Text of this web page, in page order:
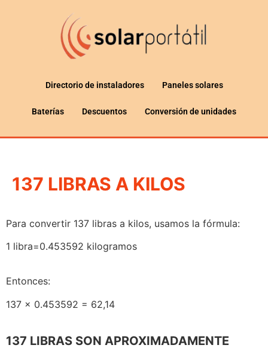
Directorio de instaladores Paneles solares
Baterías Descuentos Conversión de unidades
137 LIBRAS A KILOS
Para convertir 137 libras a kilos, usamos la fórmula:
1 libra=0.453592 kilogramos
Entonces:
137 x 0.453592 = 62,14
137 LIBRAS SON APROXIMADAMENTE